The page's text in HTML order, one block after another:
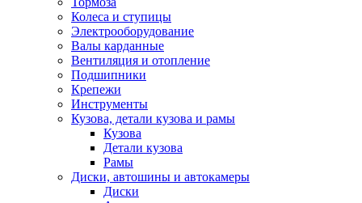
Колеса и ступицы
Электрооборудование
Валы карданные
Вентиляция и отопление
Подшипники
Крепежи
Инструменты
Кузова, детали кузова и рамы
Кузова
Детали кузова
Рамы
Диски, автошины и автокамеры
Диски